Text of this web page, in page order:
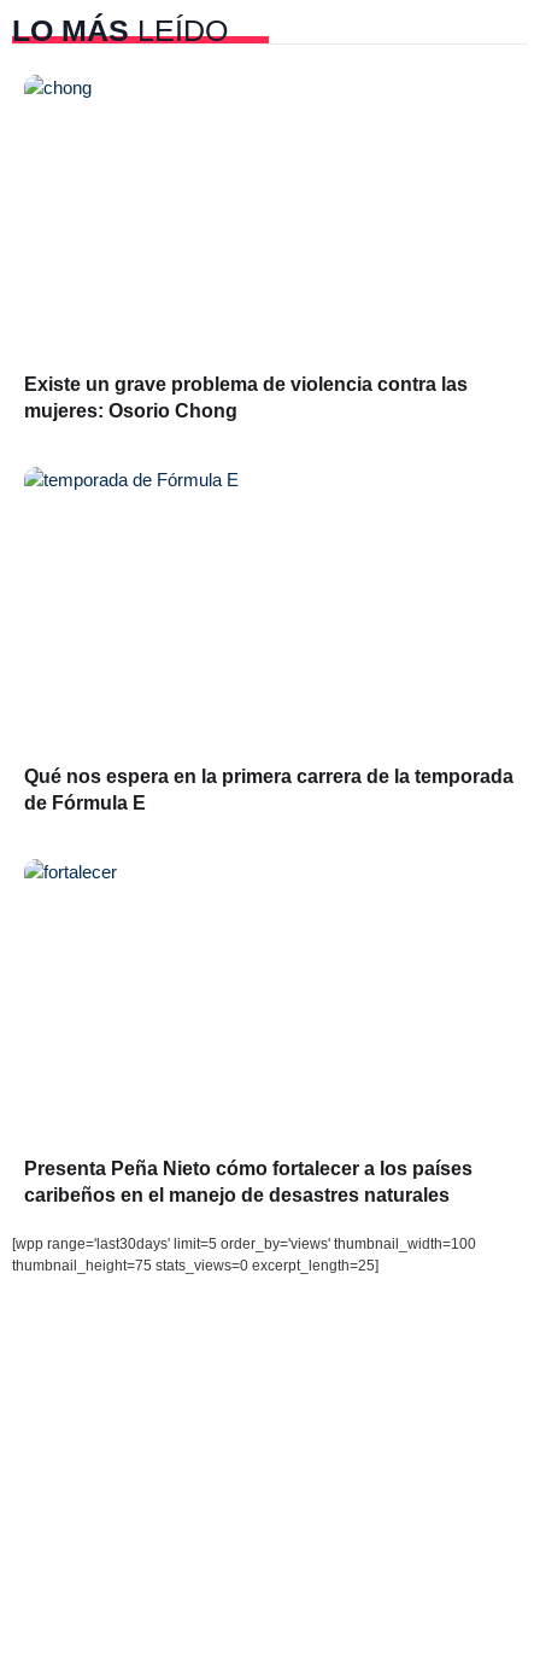
LO MÁSLEÍDO
Existe un grave problema de violencia contra las
mujeres: Osorio Chong
Qué nos espera en la primera carrera de la temporada
de Fórmula E
Presenta Peña Nieto cómo fortalecer a los países
caribeños en el manejo de desastres naturales
[wpp range='last30days' limit=5 order_by='views' thumbnail_width=100
thumbnail_height=75 stats_views=0 excerpt_length=25]